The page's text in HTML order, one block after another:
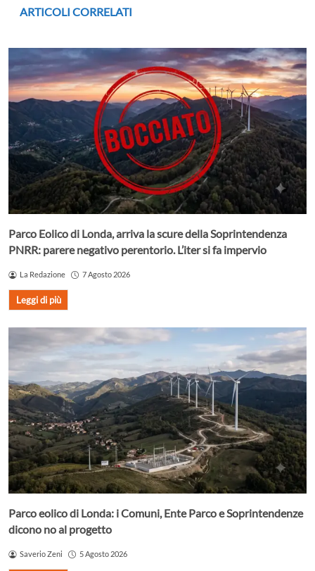
ARTICOLI CORRELATI
Parco Eolico di Londa, arriva la scure della Soprintendenza
PNRR: parere negativo perentorio. L’iter si fa impervio
La Redazione 7 Agosto 2026
Leggi di più
Parco eolico di Londa: i Comuni, Ente Parco e Soprintendenze
dicono no al progetto
Saverio Zeni 5 Agosto 2026